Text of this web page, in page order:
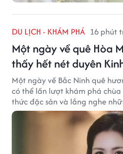
DU LỊCH - KHÁM PHÁ 16 phút
Một ngày về quê Hòa
thấy hết nét duyên
Một ngày về Bắc Ninh quê
có thể lần lượt khám phá
thức đặc sản và lắng nghe
nhận trọn vẹn nét duyên Kinh